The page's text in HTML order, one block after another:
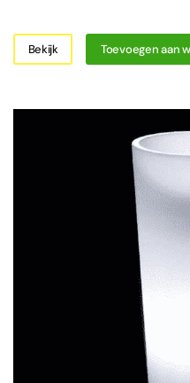
Bekijk Toevoegen aan